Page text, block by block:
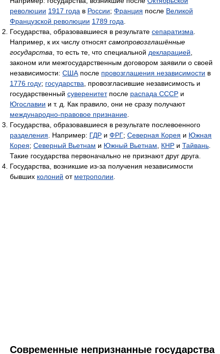
революции 1917 года в России; Франция после Великой
Французской революции 1789 года
Государства, образовавшиеся в результате сепаратизма
Например, к их числу относятсамопровозглашённые
государства , то есть те, что специальной декларацией
законом или межгосударственным договором заявили о своей
независимости: США после провозглашения независимости в
1776 году; государства , провозгласившие независимость и
государственный суверенитетпосле распада СССР и
Югославии и т. д. Как правило, они не сразу получают
международно-правовое признание
Государства, образовавшиеся в результате послевоенного
разделения . Например: ГДР и ФРГ; Северная Корея и Южная
Корея; Северный Вьетнам и Южный Вьетнам КНР и Тайвань
Такие государства первоначально не признают друг друга.
Государства, возникшие из-за получения независимости
бывших колоний от метрополии
Современные непризнанные государства